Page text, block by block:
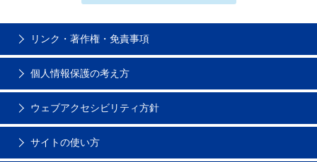
リンク・著作権・免責事項
個人情報保護の考え方
ウェブアクセシビリティ方針
サイトの使い方